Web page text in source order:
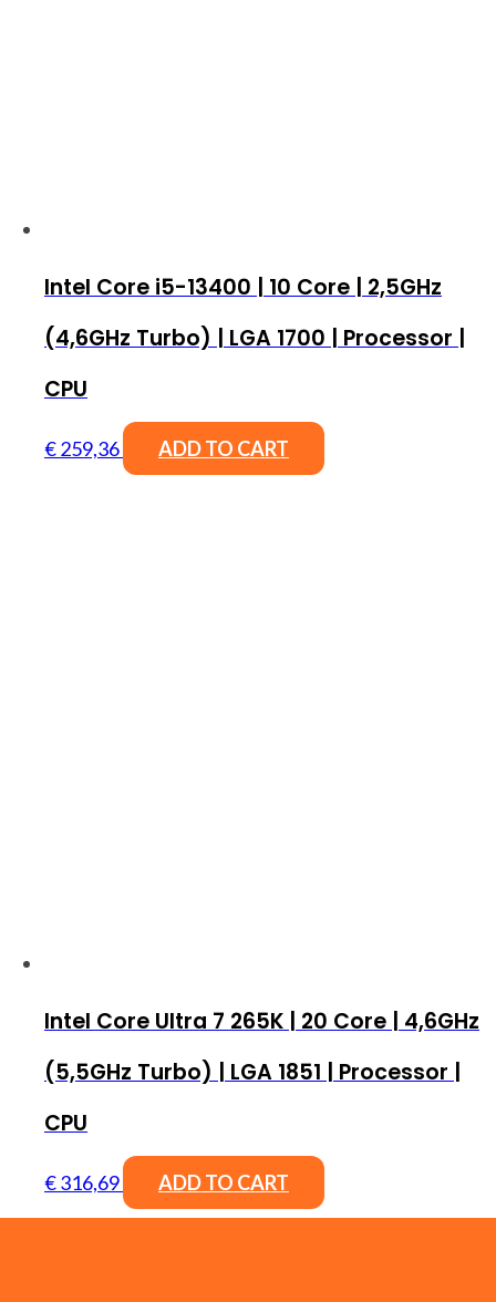
Intel Core i5-13400 | 10 Core | 2,5GHz
(4,6GHz Turbo) | LGA 1700 | Processor |
CPU
€259,36 ADD TO CART
Intel Core Ultra 7 265K | 20 Core | 4,6GHz
(5,5GHz Turbo) | LGA 1851 | Processor |
CPU
€316,69 ADD TO CART